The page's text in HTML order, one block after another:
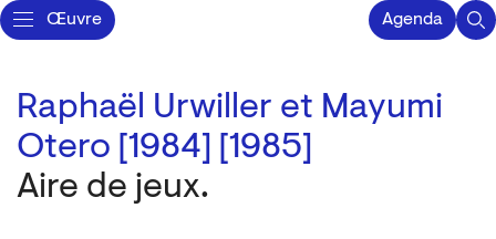
Œuvre Agenda
Raphaël Urwiller et Mayumi
Otero [1984] [1985]
Aire de jeux.